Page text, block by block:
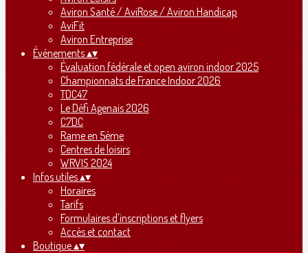
Aviron Santé / AviRose / Aviron Handicap
AviFit
Aviron Entreprise
Événements▴▾
Évaluation fédérale et open aviron indoor 2025
Championnats de France Indoor 2026
TDC47
Le Défi Agenais 2026
C7DC
Rame en 5ème
Centres de loisirs
WRVIS 2024
Infos utiles▴▾
Horaires
Tarifs
Formulaires d'inscriptions et flyers
Accès et contact
Boutique▴▾